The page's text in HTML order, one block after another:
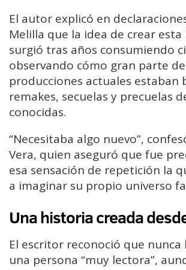
El autor explicó en
Melilla que la idea de crear
surgió tras años consumiendo
observando cómo gran parte
producciones actuales estaban
remakes, secuelas y precuelas
conocidas.
“Necesitaba algo nuevo”,
Vera, quien aseguró que fue
esa sensación de repetición la
a imaginar su propio universo
Una historia creada
El escritor reconoció que nunca
una persona “muy lectora”,